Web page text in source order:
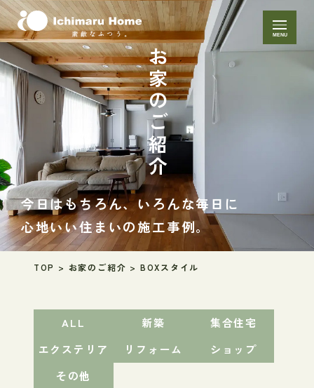
MENU
お家のご紹介
今日はもちろん、いろんな毎日に
心地いい住まいの施工事例。
TOP > お家のご紹介 > BOXスタイル
ALL 新築
集合住宅
エクステリア
リフォーム
ショップ
その他